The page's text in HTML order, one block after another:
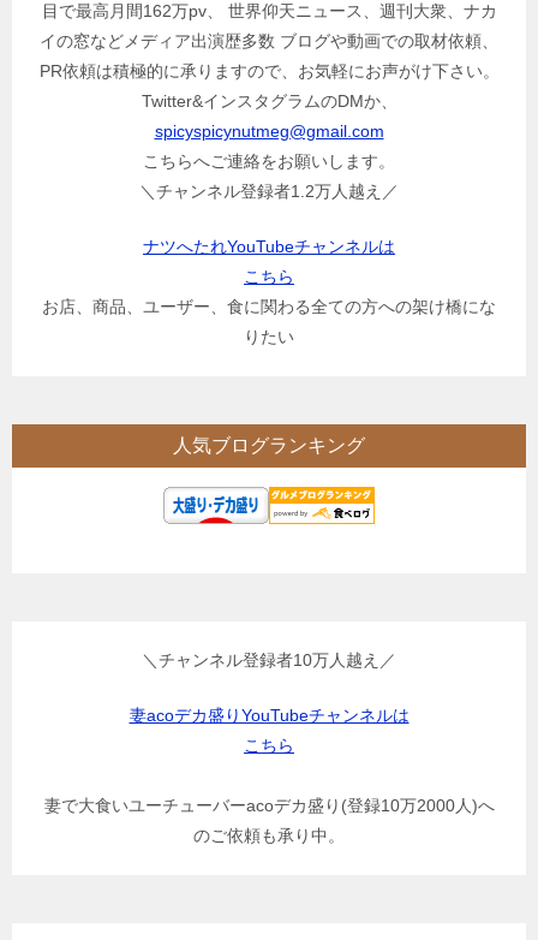
目で最高月間162万pv、 世界仰天ニュース、週刊大衆、ナカ
イの窓などメディア出演歴多数 ブログや動画での取材依頼、
PR依頼は積極的に承りますので、お気軽にお声がけ下さい。
Twitter&インスタグラムのDMか、
spicyspicynutmeg@gmail.com
こちらへご連絡をお願いします。
＼チャンネル登録者1.2万人越え／
ナツへたれYouTubeチャンネルは
こちら
お店、商品、ユーザー、食に関わる全ての方への架け橋にな
りたい
人気ブログランキング
＼チャンネル登録者10万人越え／
妻acoデカ盛りYouTubeチャンネルは
こちら
妻で大食いユーチューバーacoデカ盛り(登録10万2000人)へ
のご依頼も承り中。